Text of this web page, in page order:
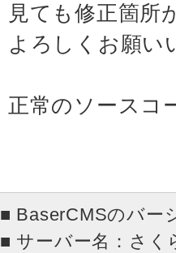
見ても修正箇所
よろしくお願い
正常のソースコ
■ BaserCMSのバー
■ サーバー名：さく